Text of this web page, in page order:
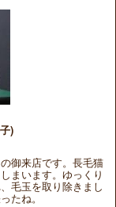
)
御来店です。長毛猫
まいます。ゆっくり
毛玉を取り除きまし
たね。